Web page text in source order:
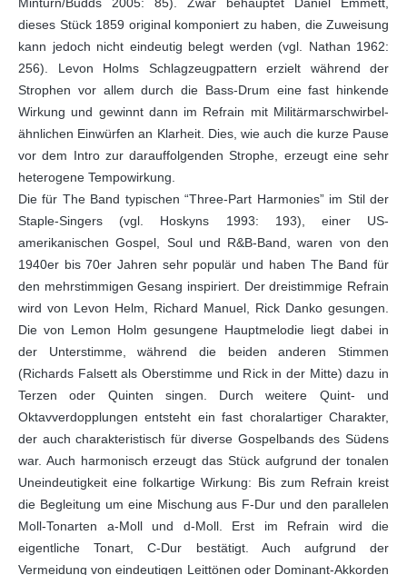
dieses Stück 1859 original komponiert zu haben, die Zuweisung
kann jedoch nicht eindeutig belegt werden (vgl. Nathan 1962:
256). Levon Holms Schlagzeugpattern erzielt während der
Strophen vor allem durch die Bass-Drum eine fast hinkende
Wirkung und gewinnt dann im Refrain mit Militärmarschwirbel-
ähnlichen Einwürfen an Klarheit. Dies, wie auch die kurze Pause
vor dem Intro zur darauffolgenden Strophe, erzeugt eine sehr
heterogene Tempowirkung.
Die für The Band typischen “Three-Part Harmonies” im Stil der
Staple-Singers (vgl. Hoskyns 1993: 193), einer US-
amerikanischen Gospel, Soul und R&B-Band, waren von den
1940er bis 70er Jahren sehr populär und haben The Band für
den mehrstimmigen Gesang inspiriert. Der dreistimmige Refrain
wird von Levon Helm, Richard Manuel, Rick Danko gesungen.
Die von Lemon Holm gesungene Hauptmelodie liegt dabei in
der Unterstimme, während die beiden anderen Stimmen
(Richards Falsett als Oberstimme und Rick in der Mitte) dazu in
Terzen oder Quinten singen. Durch weitere Quint- und
Oktavverdopplungen entsteht ein fast choralartiger Charakter,
der auch charakteristisch für diverse Gospelbands des Südens
war. Auch harmonisch erzeugt das Stück aufgrund der tonalen
Uneindeutigkeit eine folkartige Wirkung: Bis zum Refrain kreist
die Begleitung um eine Mischung aus F-Dur und den parallelen
Moll-Tonarten a-Moll und d-Moll. Erst im Refrain wird die
eigentliche Tonart, C-Dur bestätigt. Auch aufgrund der
Vermeidung von eindeutigen Leittönen oder Dominant-Akkorden